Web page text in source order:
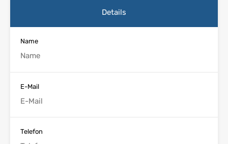
Details
Name
E-Mail
Telefon